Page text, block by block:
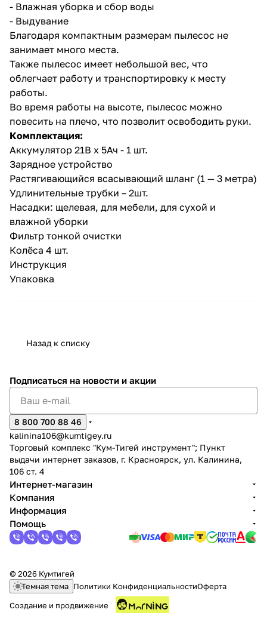
- Влажная уборка и сбор воды
- Выдувание
Благодаря компактным размерам пылесос не
занимает много места.
Также пылесос имеет небольшой вес, что
облегчает работу и транспортировку к месту
работы.
Во время работы на высоте, пылесос можно
повесить на плечо, что позволит освободить руки.
Комплектация:
Аккумулятор 21В х 5Ач - 1 шт.
Зарядное устройство
Растягивающийся всасывающий шланг (1 — 3 метра)
Удлинительные трубки – 2шт.
Насадки: щелевая, для мебели, для сухой и
влажной уборки
Фильтр тонкой очистки
Колёса 4 шт.
Инструкция
Упаковка
Назад к списку
Подписаться на новости и акции
8 800 700 88 46
kalinina106@kumtigey.ru
Торговый комплекс "Кум-Тигей инструмент"; Пункт
выдачи интернет заказов, г. Красноярск, ул. Калинина,
106 ст. 4
Интернет-магазин
Компания
Информация
Помощь
© 2026 Кумтигей
Темная тема Политики КонфиденциальностиОферта
Создание и продвижение